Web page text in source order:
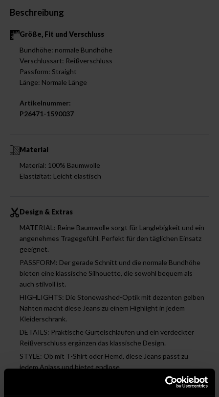
Beschreibung
Größe, Fit und Verschluss
Bundhöhe: normale Bundhöhe
Verschlussart: Reißverschluss
Passform: Straight
Länge: Normale Länge
Artikelnummer:
P26471-1590037
Material
Material: 100% Baumwolle
Elastizität: Leicht elastisch
Design & Extras
MATERIAL: Reine Baumwolle sorgt für Langlebigkeit und ein
angenehmes Tragegefühl. Perfekt für den täglichen Einsatz
geeignet.
PASSFORM: Der gerade Schnitt und die normale Bundhöhe
bieten eine klassische Silhouette, die sowohl bequem als
auch stilvoll ist.
HIGHLIGHTS: Die Stonewashed-Optik mit dezenten gelben
Nähten macht diese Jeans zu einem Highlight in jedem
Kleiderschrank.
DETAILS: Praktische Gürtelschlaufen und ein verdeckter
Reißverschluss ergänzen das klassische Design.
STYLE: Ob mit T-Shirt oder Hemd, diese Jeans passt zu
jedem Anlass und bietet endlose